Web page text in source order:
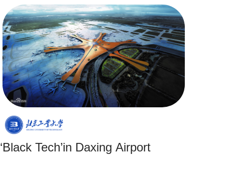
‘Black Tech’in Daxing Airport